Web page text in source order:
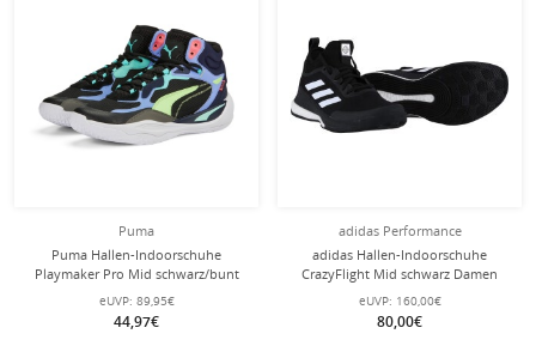
Puma
Puma Hallen-Indoorschuhe
Playmaker Pro Mid schwarz/bunt
Herren
eUVP: 89,95€
44,97€
adidas Performance
adidas Hallen-Indoorschuhe
CrazyFlight Mid schwarz Damen
eUVP: 160,00€
80,00€